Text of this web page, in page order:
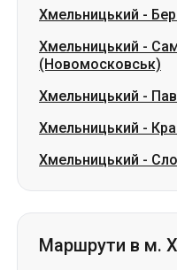
Хмельницький -
Хмельницький -
(Новомосковськ)
Хмельницький -
Хмельницький -
Хмельницький -
Маршрути в м.